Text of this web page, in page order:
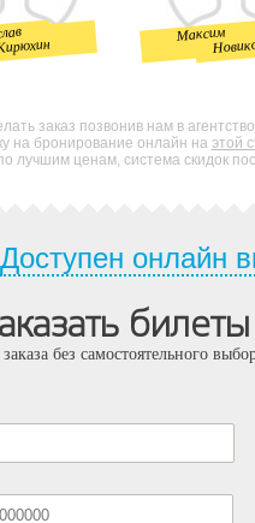
Максим
заказ позвонив нам в
на бронирование онлайн на этой
лучшим ценам, система скидок
Доступен онлайн
без самостоятельного